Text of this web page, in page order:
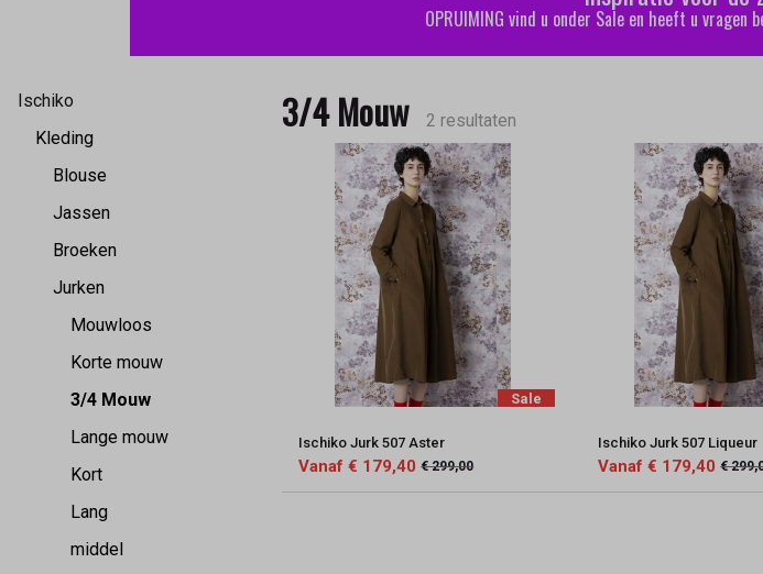
Keskusta
OPRUIMING vind u onder Sale en heeft u
Ischiko
Kleding
Blouse
Jassen
Broeken
Jurken
Mouwloos
Korte mouw
3/4 Mouw
Lange mouw
Kort
Lang
middel
3/4 Mouw 2 resultaten
Sale
Ischiko Jurk 507 Aster
Vanaf € 179,40 € 299,00
Ischiko Jurk 507 Liqueur
Vanaf € 179,40 €